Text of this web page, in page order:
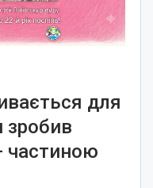
для
частиною